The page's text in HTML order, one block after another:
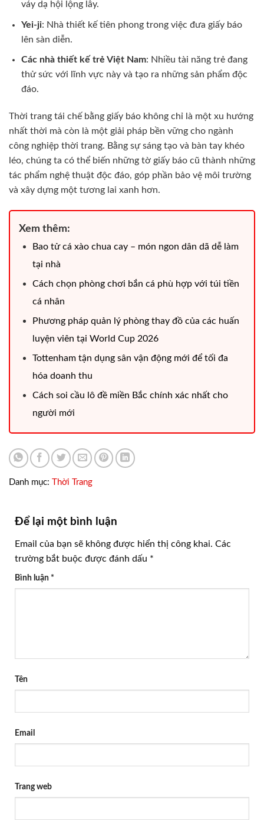
váy dạ hội lộng lẫy.
Yei-ji: Nhà thiết kế tiên phong trong việc đưa giấy báo
lên sàn diễn.
Các nhà thiết kế trẻ Việt Nam: Nhiều tài năng trẻ đang
thử sức với lĩnh vực này và tạo ra những sản phẩm độc
đáo.
Thời trang tái chế bằng giấy báo không chỉ là một xu hướng
nhất thời mà còn là một giải pháp bền vững cho ngành
công nghiệp thời trang. Bằng sự sáng tạo và bàn tay khéo
léo, chúng ta có thể biến những tờ giấy báo cũ thành những
tác phẩm nghệ thuật độc đáo, góp phần bảo vệ môi trường
và xây dựng một tương lai xanh hơn.
Xem thêm:
Bao tử cá xào chua cay – món ngon dân dã dễ làm
tại nhà
Cách chọn phòng chơi bắn cá phù hợp với túi tiền
cá nhân
Phương pháp quản lý phòng thay đồ của các huấn
luyện viên tại World Cup 2026
Tottenham tận dụng sân vận động mới để tối đa
hóa doanh thu
Cách soi cầu lô đề miền Bắc chính xác nhất cho
người mới
Danh mục: Thời Trang
Để lại một bình luận
Email của bạn sẽ không được hiển thị công khai. Các
trường bắt buộc được đánh dấu *
Bình luận *
Tên
Email
Trang web